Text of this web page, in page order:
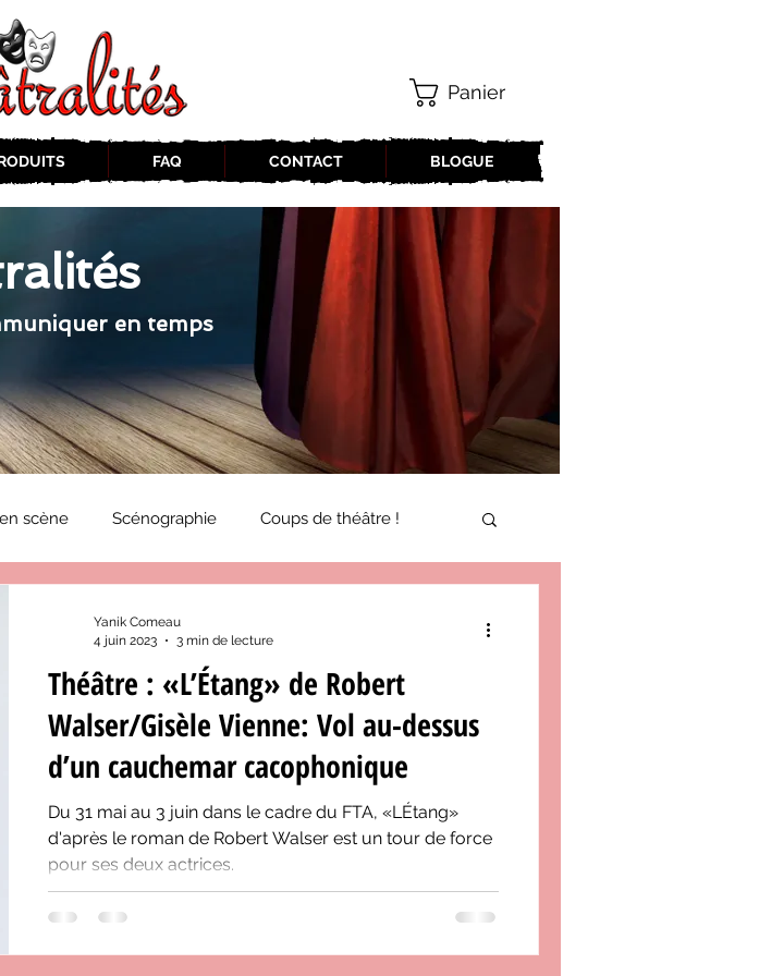
FAQ CONTACT BLOGUE
Panier
en temps
scène Scénographie Coups de théâtre !
«BIENVENUE À BORD!» ZoneCulture 2021-2022
2024-2025 ZoneCulture 2025-2026
Théâtre : «L’Étang» de Robert
Walser/Gisèle Vienne: Vol au-dessus
d’un cauchemar cacophonique
Du 31 mai au 3 juin dans le cadre du FTA, «LÉtang»
d'après le roman de Robert Walser est un tour de force
pour ses deux actrices.
Yanik Comeau
4 juin 2023
3 min de lecture